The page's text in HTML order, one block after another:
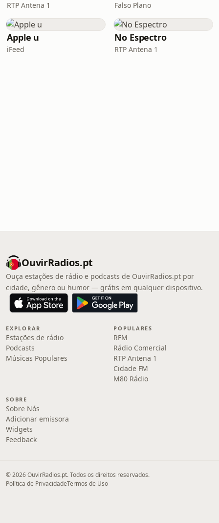
RTP Antena 1 Falso Plano
Apple u
iFeed
No Espectro
RTP Antena 1
OuvirRadios.pt
Ouça estações de rádio e podcasts de OuvirRadios.pt por
cidade, gênero ou humor — grátis em qualquer dispositivo.
EXPLORAR
Estações de rádio
Podcasts
Músicas Populares
POPULARES
RFM
Rádio Comercial
RTP Antena 1
Cidade FM
M80 Rádio
SOBRE
Sobre Nós
Adicionar emissora
Widgets
Feedback
© 2026 OuvirRadios.pt. Todos os direitos reservados.
Política de PrivacidadeTermos de Uso